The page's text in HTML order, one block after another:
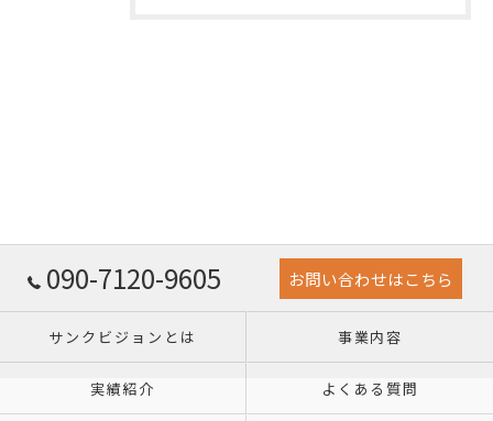
090-7120-9605 お問い合わせはこちら
サンクビジョンとは 事業内容
実績紹介 よくある質問